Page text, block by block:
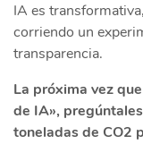
IA es
corriendo un
transparencia.
La próxima vez
de IA»,
toneladas de CO2